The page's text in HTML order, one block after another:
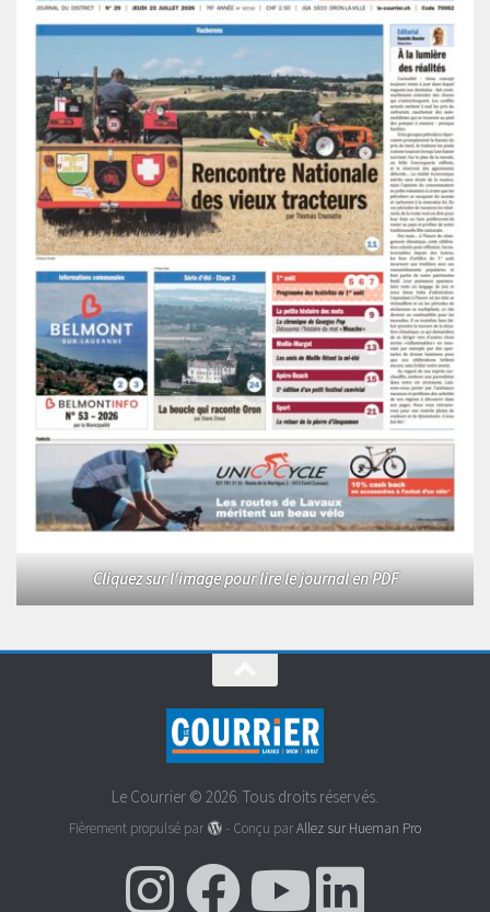
Cliquez sur l'image pour lire le journal en PDF
Le Courrier © 2026. Tous droits réservés.
Fièrement propulsé par - Conçu parAllez sur Hueman Pro